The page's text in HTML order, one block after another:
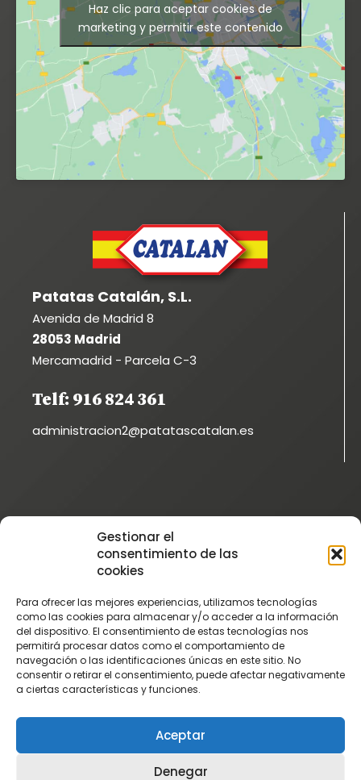
Gestionar el
consentimiento de las
cookies
Para ofrecer las mejores experiencias, utilizamos tecnologías
como las cookies para almacenar y/o acceder a la información
del dispositivo. El consentimiento de estas tecnologías nos
permitirá procesar datos como el comportamiento de
navegación o las identificaciones únicas en este sitio. No
consentir o retirar el consentimiento, puede afectar negativamente
a ciertas características y funciones.
Aceptar
Denegar
Haz clic para aceptar cookies de
marketing y permitir este contenido
Patatas Catalán, S.L.
Avenida de Madrid 8
28053 Madrid
Mercamadrid - Parcela C-3
Telf: 916 824 361
administracion2@patatascatalan.es
Instagram
@patatascatalan
Facebook
Vimeo
Patatascatalan
Youtube
PatatasCatalan